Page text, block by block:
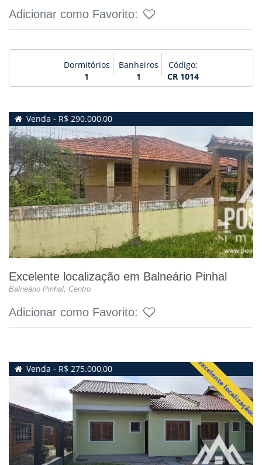
Adicionar como Favorito:
Dormitórios
1
Banheiros
1
Código:
CR 1014
Venda - R$ 290.000,00
Excelente localização em Balneário Pinhal
Balneário Pinhal, Centro
Adicionar como Favorito:
Venda - R$ 275.000,00 excelente localização!!